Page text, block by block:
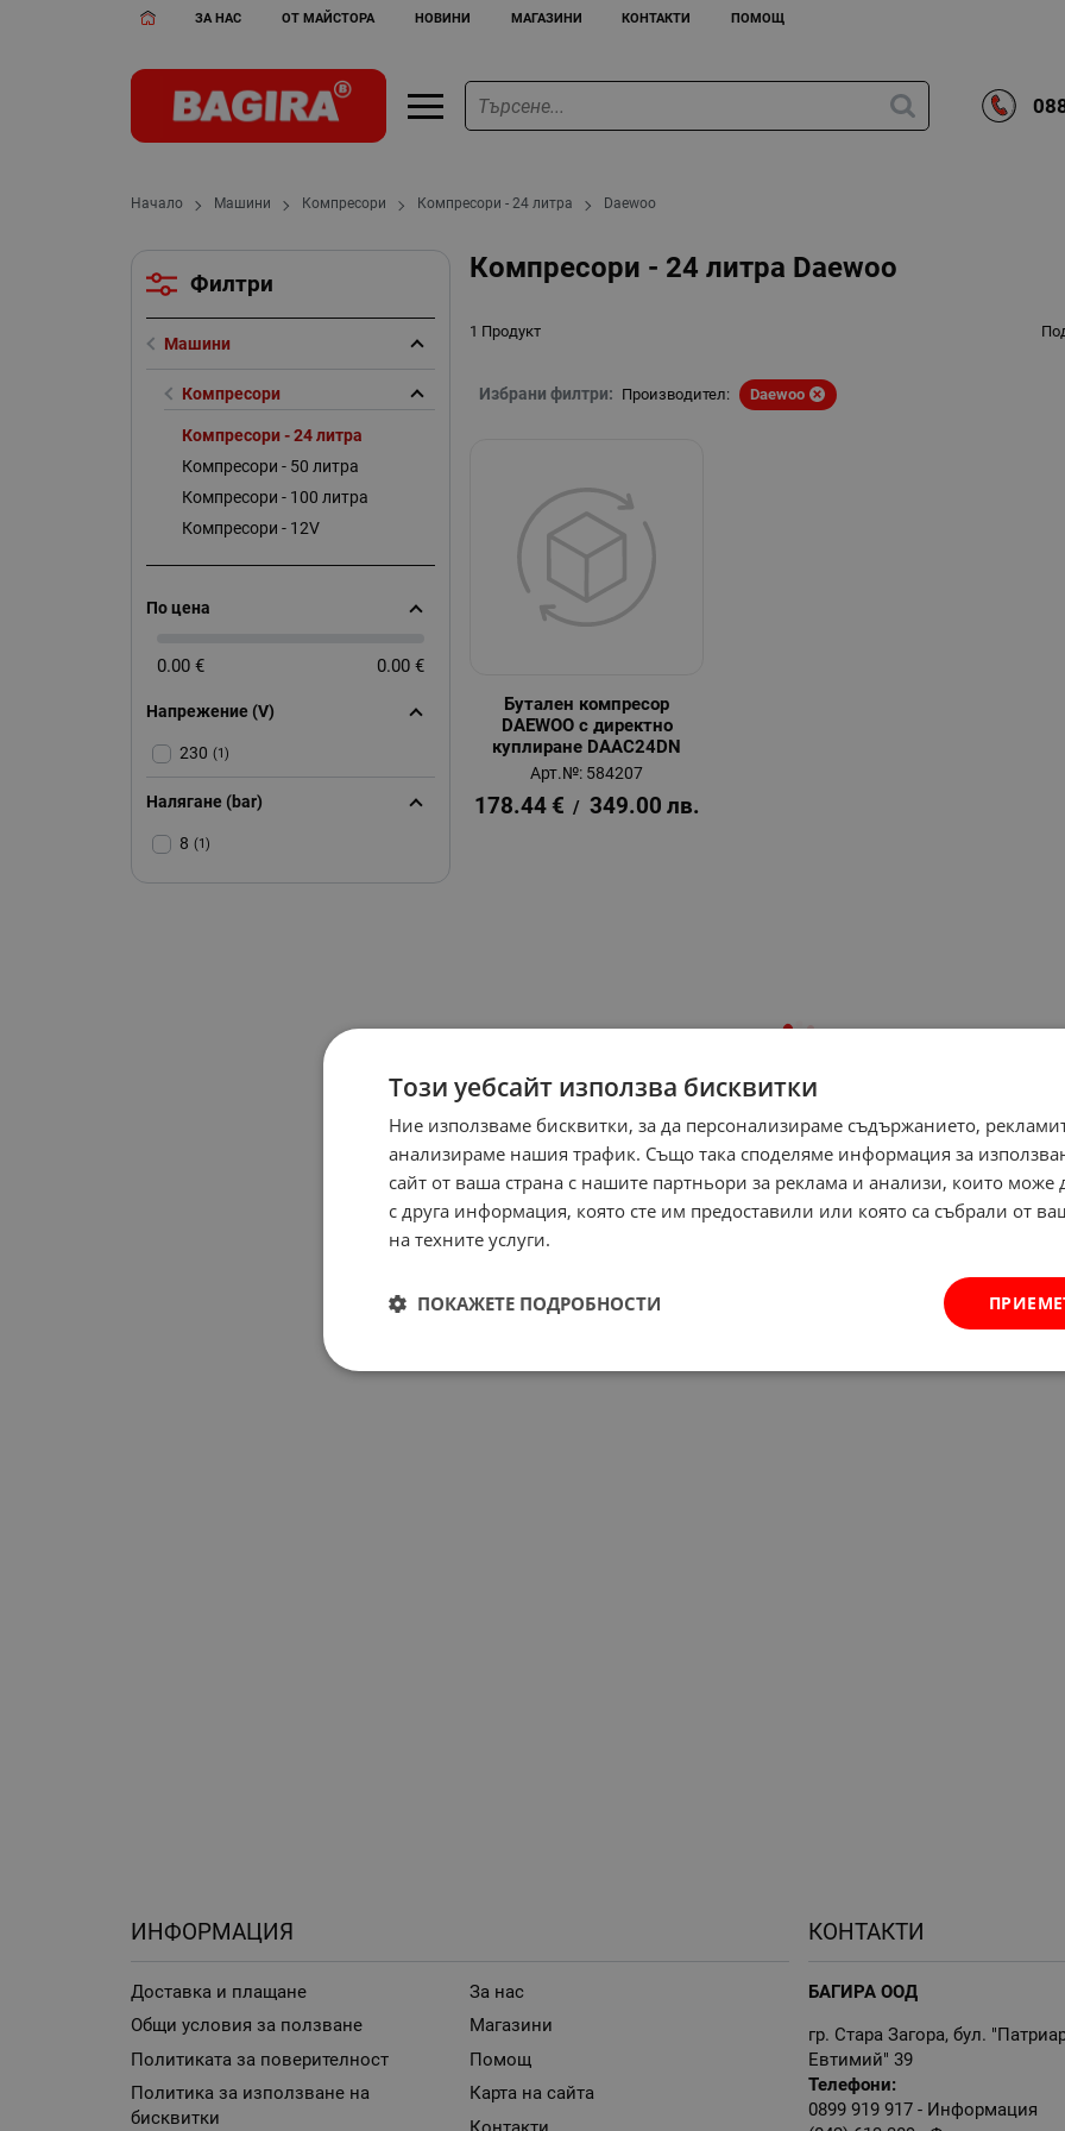
ЗА НАС ОТ МАЙСТОРА НОВИНИ МАГАЗИНИ КОНТАКТИ ПОМОЩ
Начало Машини Компресори Компресори - 24 литра Daewoo
Компресори - 24 литра Daewoo
1 Продукт
Избрани филтри: Производител: Daewoo
Бутален компресор
DAEWOO с директно
куплиране DAAC24DN
Арт.№: 584207
178.44 € / 349.00 лв.
Филтри
Машини
Компресори
Компресори - 24 литра
Компресори - 50 литра
Компресори - 100 литра
Компресори - 12V
По цена
0.00 € 0.00 €
Напрежение (V)
230 (1)
Налягане (bar)
8 (1)
ИНФОРМАЦИЯ
Доставка и плащане
Общи условия за ползване
Политиката за поверителност
Политика за използване на
бисквитки
За нас
Магазини
Помощ
Карта на сайта
КОНТАКТИ
БАГИРА ООД
гр. Стара Загора, бул.
Евтимий" 39
Телефони:
0899 919 917 - Информация
Този уебсайт използва бисквитки
Ние използваме бисквитки, за да персонализираме съдържанието,
анализираме нашия трафик. Също така споделяме информация за
сайт от ваша страна с нашите партньори за реклама и анализи, които може
с друга информация, която сте им предоставили или която са събрали от
на техните услуги.
ПОКАЖЕТЕ ПОДРОБНОСТИ